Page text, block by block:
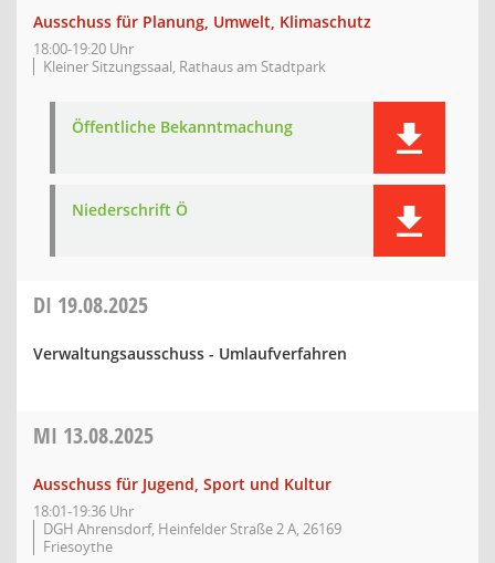
Ausschuss für Planung, Umwelt, Klimaschutz
18:00-19:20 Uhr
Kleiner Sitzungssaal, Rathaus am Stadtpark
Öffentliche Bekanntmachung
Niederschrift Ö
DI 19.08.2025
Verwaltungsausschuss - Umlaufverfahren
MI 13.08.2025
Ausschuss für Jugend, Sport und Kultur
18:01-19:36 Uhr
DGH Ahrensdorf, Heinfelder Straße 2 A, 26169
Friesoythe